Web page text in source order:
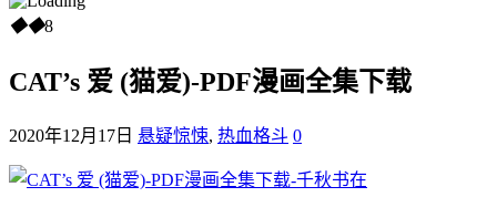
◆◆8
CAT’s 爱 (猫爱)-PDF漫画全集下载
2020年12月17日 悬疑惊悚, 热血格斗 0